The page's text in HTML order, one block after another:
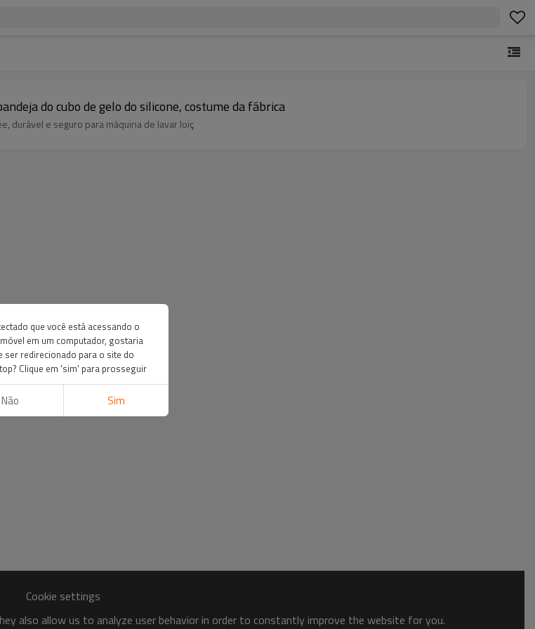
do cubo de gelo do silicone, costume da fábrica
durável e seguro para máquina de lavar loiç
Cookie settings
also allow us to analyze user behavior in order to constantly improve the website for you.
que você está acessando o
em um computador, gostaria
ser redirecionado para o site do
Clique em 'sim' para prosseguir
Não Sim